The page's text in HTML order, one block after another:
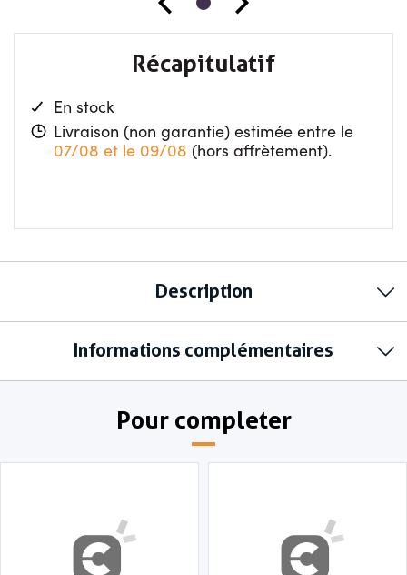
Récapitulatif
En stock
Livraison (non garantie) estimée entre le
07/08 et le 09/08 (hors affrètement).
Description
Informations complémentaires
Pour completer